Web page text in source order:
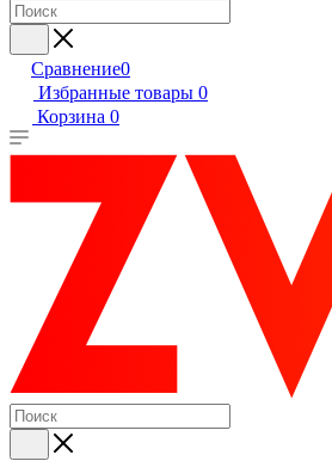
Сравнение0
Избранные товары 0
Корзина 0